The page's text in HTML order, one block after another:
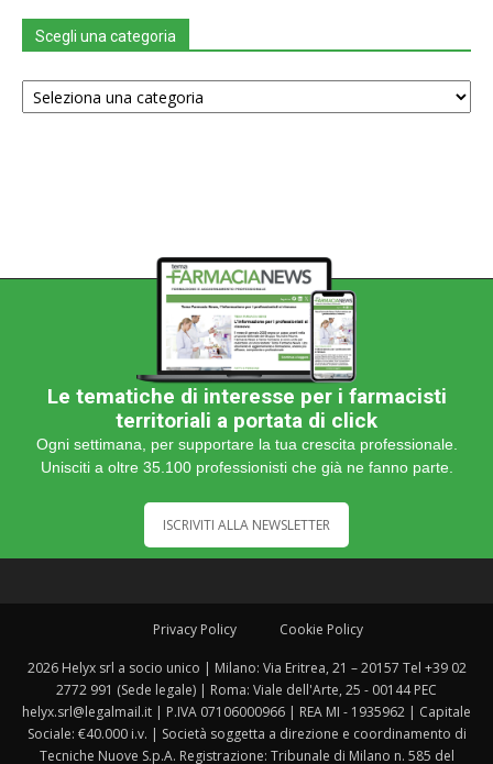
Scegli una categoria
Scegli
una
Le tematiche di interesse per i farmacisti
territoriali a portata di click
Ogni settimana, per supportare la tua crescita professionale.
Unisciti a oltre 35.100 professionisti che già ne fanno parte.
ISCRIVITI ALLA NEWSLETTER
Privacy Policy Cookie Policy
2026 Helyx srl a socio unico | Milano: Via Eritrea, 21 – 20157 Tel +39 02
2772 991 (Sede legale) | Roma: Viale dell'Arte, 25 - 00144 PEC
helyx.srl@legalmail.it | P.IVA 07106000966 | REA MI - 1935962 | Capitale
Sociale: €40.000 i.v. | Società soggetta a direzione e coordinamento di
Tecniche Nuove S.p.A. Registrazione: Tribunale di Milano n. 585 del